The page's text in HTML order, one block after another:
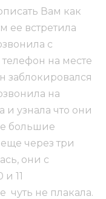
Вам как
ее встретила
с
на месте
заблокировался
на
и узнала что они
большие
через три
они с
11
чуть не плакала.